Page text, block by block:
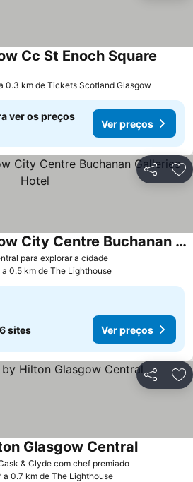
Cc St Enoch Square
0.3 km de Tickets Scotland Glasgow
ver os preços
Ver preços
Partilhar
para explorar a cidade
Premier Inn Glasgow City Centre Buchanan Galleries Hotel
a 0.5 km de The Lighthouse
6 sites Ver preços
Partilhar
& Clyde com chef premiado
Glasgow Central
a 0.7 km de The Lighthouse